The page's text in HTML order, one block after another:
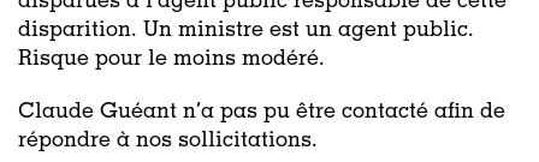
disparition. Un ministre est un agent public.
Risque pour le moins modéré.
Claude Guéant n’a pas pu être contacté afin de
répondre à nos sollicitations.